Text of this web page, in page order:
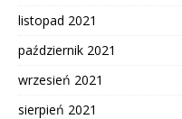
listopad 2021
październik 2021
wrzesień 2021
sierpień 2021